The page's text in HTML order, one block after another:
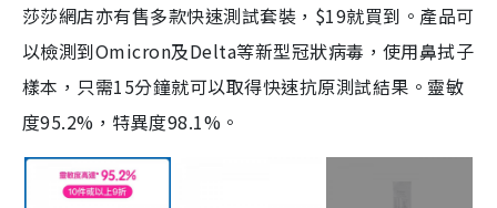
莎莎網店亦有售多款快速測試套裝，$19就買到。產品可
以檢測到Omicron及Delta等新型冠狀病毒，使用鼻拭子
樣本，只需15分鐘就可以取得快速抗原測試結果。靈敏
度95.2%，特異度98.1%。